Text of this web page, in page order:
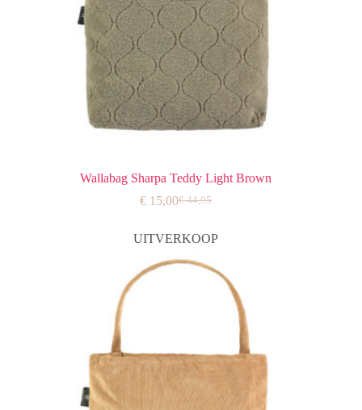
Wallabag Sharpa Teddy Light Brown
€44,95
Oorspronkelijke
was:
€15,00Huidige
is:
UITVERKOOP